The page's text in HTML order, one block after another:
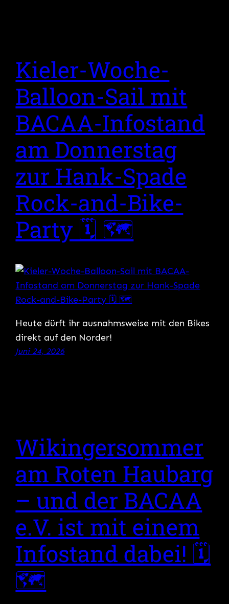
Kieler-Woche-
Balloon-Sail mit
BACAA-Infostand
am Donnerstag
zur Hank-Spade
Rock-and-Bike-
Party 🗓 🗺
Heute dürft ihr ausnahmsweise mit den Bikes
direkt auf den Norder!
Juni 24, 2026
Wikingersommer
am Roten Haubarg
– und der BACAA
e.V. ist mit einem
Infostand dabei! 🗓
🗺